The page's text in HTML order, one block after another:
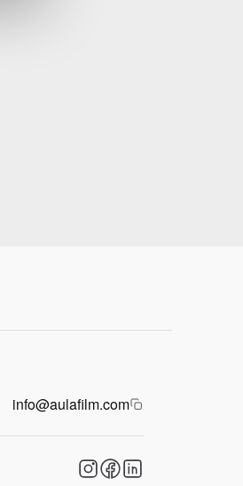
info@aulafilm.com